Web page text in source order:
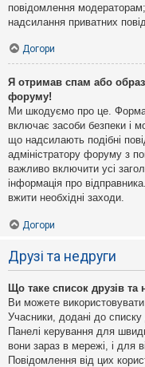
повідомлення
надсилання приватних
Догори
Я отримав спам або
форуму!
Ми шкодуємо про це.
включає засоби безпеки і
що надсилають подібні
адміністратору форуму з
важливо включити усі
інформація про
вжити необхідні заходи.
Догори
Друзі та недруги
Що таке список друзів та
Ви можете
Учасники, додані до
Панелі керування для
вони зараз в мережі, і для
Повідомлення від цих